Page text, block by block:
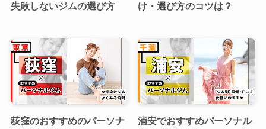
失敗しないジムの選び方
け・選び方のコツは？
荻窪のおすすめのパーソナ
浦安でおすすめパーソナル